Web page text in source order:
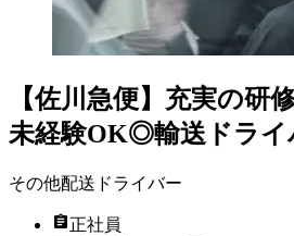
【佐川急便】充実の研
未経験OK◎輸送ドライ
その他配送ドライバー
正社員